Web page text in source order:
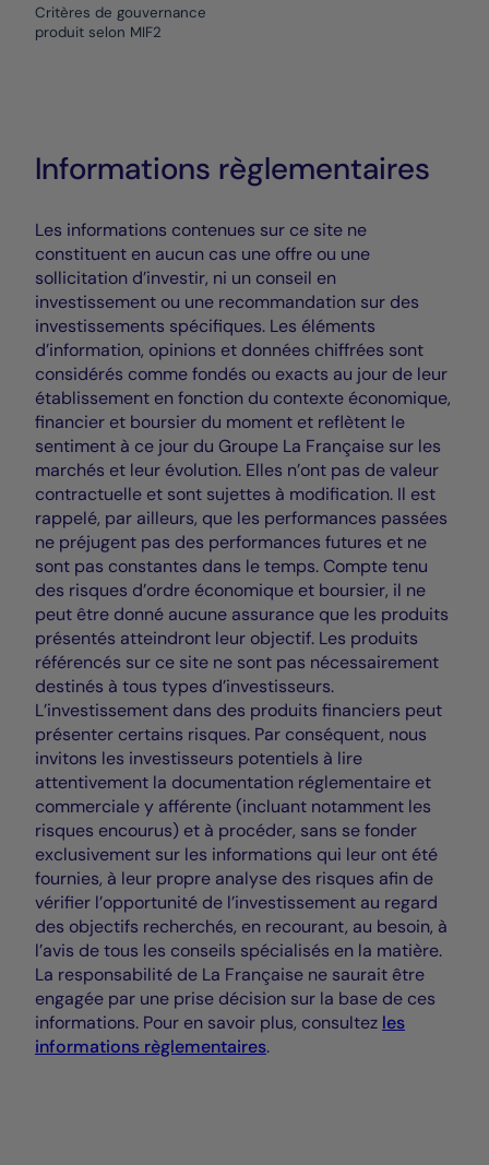
Critères de gouvernance
produit selon MIF2
Informations règlementaires
Les informations contenues sur ce site ne
constituent en aucun cas une offre ou une
sollicitation d’investir, ni un conseil en
investissement ou une recommandation sur des
investissements spécifiques. Les éléments
d’information, opinions et données chiffrées sont
considérés comme fondés ou exacts au jour de leur
établissement en fonction du contexte économique,
financier et boursier du moment et reflètent le
sentiment à ce jour du Groupe La Française sur les
marchés et leur évolution. Elles n’ont pas de valeur
contractuelle et sont sujettes à modification. Il est
rappelé, par ailleurs, que les performances passées
ne préjugent pas des performances futures et ne
sont pas constantes dans le temps. Compte tenu
des risques d’ordre économique et boursier, il ne
peut être donné aucune assurance que les produits
présentés atteindront leur objectif. Les produits
référencés sur ce site ne sont pas nécessairement
destinés à tous types d’investisseurs.
L’investissement dans des produits financiers peut
présenter certains risques. Par conséquent, nous
invitons les investisseurs potentiels à lire
attentivement la documentation réglementaire et
commerciale y afférente (incluant notamment les
risques encourus) et à procéder, sans se fonder
exclusivement sur les informations qui leur ont été
fournies, à leur propre analyse des risques afin de
vérifier l’opportunité de l’investissement au regard
des objectifs recherchés, en recourant, au besoin, à
l’avis de tous les conseils spécialisés en la matière.
La responsabilité de La Française ne saurait être
engagée par une prise décision sur la base de ces
informations. Pour en savoir plus, consultez les
informations règlementaires.